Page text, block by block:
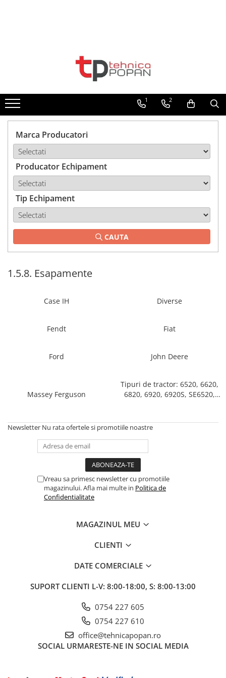
1. Piese & Accesorii Tractoare
1.1. Cabina & Caroserie
1.1.1. Geamuri
1.1.3. Embleme & Abtibilduri
1.1.4. Climatizare si accesorii
1.2. Piese cu Prindere în 3
Puncte si mecanism de ridicare
1.2.1. Prindere in 3 puncte
1.2.2. Mecanism de ridicare -
Tiranti si accesorii
1.3. Scaune & Accesorii
1.5. Motoare
1.5.1. Combustibili
1.5.2. Cuzineti si accesorii
1.5.3. Garnituri
1.5.4. Piese de schimb pentru
1.5.9. Chiulasa si supape
1 2
Marca Producatori
Producator Echipament
Tip Echipament
CAUTA
1.5.8. Esapamente
Case IH Diverse
Fendt Fiat
Ford John Deere
Massey Ferguson
Tipuri de tractor: 6520, 6620,
6820, 6920, 6920S, SE6520,
Newsletter Nu rata ofertele si promotiile noastre
Vreau sa primesc newsletter cu promotiile
magazinului. Afla mai multe in Politica de
Confidentialitate
MAGAZINUL MEU
CLIENTI
DATE COMERCIALE
SUPORT CLIENTI L-V: 8:00-18:00, S: 8:00-13:00
0754 227 605
0754 227 610
office@tehnicapopan.ro
SOCIAL URMARESTE-NE IN SOCIAL MEDIA